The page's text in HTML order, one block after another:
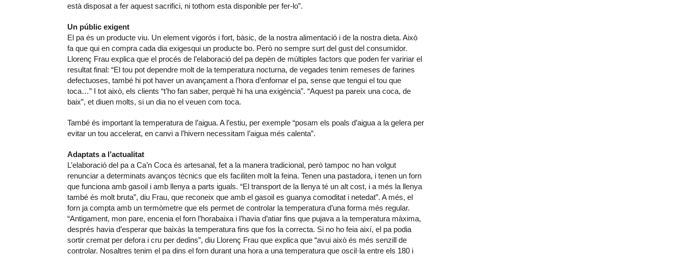
està disposat a fer aquest sacrifici, ni tothom esta disponible per fer-lo”.
Un públic exigent
El pa és un producte viu. Un element vigorós i fort, bàsic, de la nostra alimentació i de la nostra dieta. Això
fa que qui en compra cada dia exigesqui un producte bo. Però no sempre surt del gust del consumidor.
Llorenç Frau explica que el procés de l’elaboració del pa depèn de múltiples factors que poden fer variriar el
resultat final: “El tou pot dependre molt de la temperatura nocturna, de vegades tenim remeses de farines
defectuoses, també hi pot haver un avançament a l’hora d’enfornar el pa, sense que tengui el tou que
toca…” I tot això, els clients “t’ho fan saber, perquè hi ha una exigència”. “Aquest pa pareix una coca, de
baix”, et diuen molts, si un dia no el veuen com toca.
També és important la temperatura de l’aigua. A l’estiu, per exemple “posam els poals d’aigua a la gelera per
evitar un tou accelerat, en canvi a l’hivern necessitam l’aigua més calenta”.
Adaptats a l’actualitat
L’elaboració del pa a Ca’n Coca és artesanal, fet a la manera tradicional, però tampoc no han volgut
renunciar a determinats avanços tècnics que els faciliten molt la feina. Tenen una pastadora, i tenen un forn
que funciona amb gasoil i amb llenya a parts iguals. “El transport de la llenya té un alt cost, i a més la llenya
també és molt bruta”, diu Frau, que reconeix que amb el gasoil es guanya comoditat i netedat”. A més, el
forn ja compta amb un termòmetre que els permet de controlar la temperatura d’una forma més regular.
“Antigament, mon pare, encenia el forn l’horabaixa i l’havia d’atiar fins que pujava a la temperatura màxima,
després havia d’esperar que baixàs la temperatura fins que fos la correcta. Si no ho feia així, el pa podia
sortir cremat per defora i cru per dedins”, diu Llorenç Frau que explica que “avui això és més senzill de
controlar. Nosaltres tenim el pa dins el forn durant una hora a una temperatura que oscil·la entre els 180 i